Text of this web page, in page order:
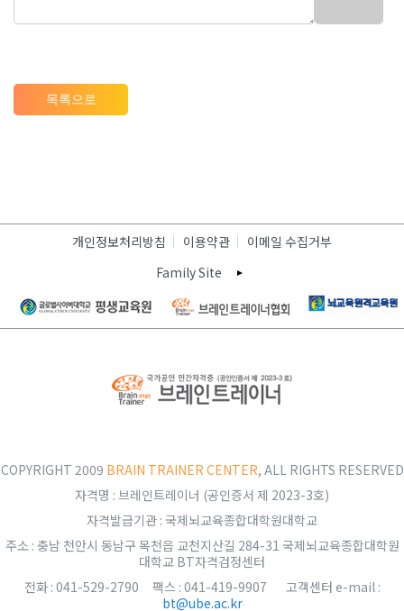
목록으로
개인정보처리방침 이용약관
이메일 수집거부
Family Site
COPYRIGHT 2009 BRAIN TRAINER CENTER, ALL RIGHTS RESERVED
자격명 : 브레인트레이너 (공인증서 제 2023-3호)
자격발급기관 : 국제뇌교육종합대학원대학교
주소 : 충남 천안시 동남구 목천읍 교천지산길 284-31 국제뇌교육종합대학원
대학교 BT자격검정센터
전화 : 041-529-2790 팩스 : 041-419-9907 고객센터 e-mail :
bt@ube.ac.kr